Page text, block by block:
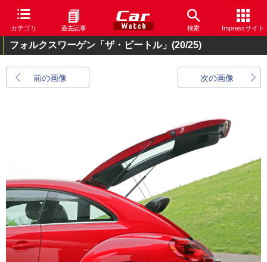
カテゴリ 過去記事 検索 Impressサイト
フォルクスワーゲン「ザ・ビートル」 (20/25)
前の画像 次の画像